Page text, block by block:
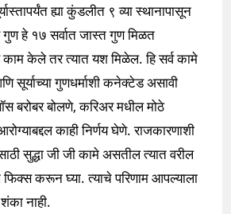
ह्या कुंडलीत ९ व्या स्थानापासून
हे १७ सर्वात जास्त गुण मिळत
केले तर त्यात यश मिळेल. हि सर्व कामे
सूर्याच्या गुणधर्माशी कनेक्टेड असावी
बरोबर बोलणे, करिअर मधील मोठे
काही निर्णय घेणे. राजकारणाशी
सुद्धा जी जी कामे असतील त्यात वरील
फिक्स करून घ्या. त्याचे परिणाम आपल्याला
नाही.